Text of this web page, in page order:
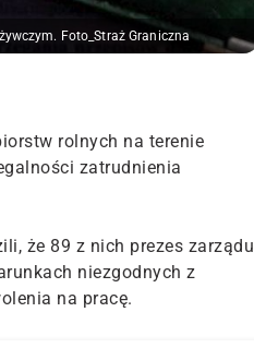
Foto_Straż Graniczna
rolnych na terenie
zatrudnienia
że 89 z nich prezes zarządu
niezgodnych z
na pracę.